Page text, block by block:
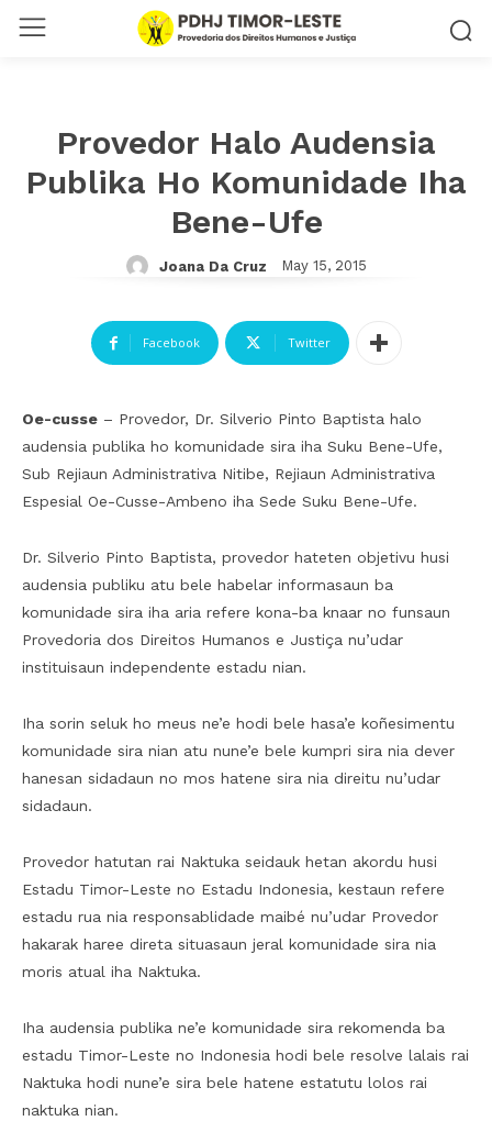
Provedor Halo Audensia
Publika Ho Komunidade Iha
Bene-Ufe
Joana Da Cruz May 15, 2015
Facebook Twitter
Oe-cusse – Provedor, Dr. Silverio Pinto Baptista halo
audensia publika ho komunidade sira iha Suku Bene-Ufe,
Sub Rejiaun Administrativa Nitibe, Rejiaun Administrativa
Espesial Oe-Cusse-Ambeno iha Sede Suku Bene-Ufe.
Dr. Silverio Pinto Baptista, provedor hateten objetivu husi
audensia publiku atu bele habelar informasaun ba
komunidade sira iha aria refere kona-ba knaar no funsaun
Provedoria dos Direitos Humanos e Justiça nu’udar
instituisaun independente estadu nian.
Iha sorin seluk ho meus ne’e hodi bele hasa’e koñesimentu
komunidade sira nian atu nune’e bele kumpri sira nia dever
hanesan sidadaun no mos hatene sira nia direitu nu’udar
sidadaun.
Provedor hatutan rai Naktuka seidauk hetan akordu husi
Estadu Timor-Leste no Estadu Indonesia, kestaun refere
estadu rua nia responsablidade maibé nu’udar Provedor
hakarak haree direta situasaun jeral komunidade sira nia
moris atual iha Naktuka.
Iha audensia publika ne’e komunidade sira rekomenda ba
estadu Timor-Leste no Indonesia hodi bele resolve lalais rai
Naktuka hodi nune’e sira bele hatene estatutu lolos rai
naktuka nian.